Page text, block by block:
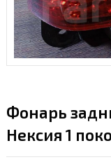
Фонарь
Нексия 1